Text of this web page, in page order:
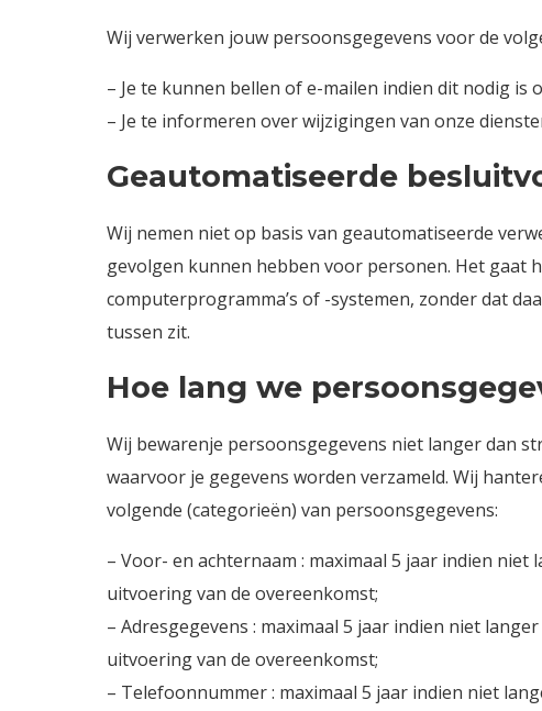
Wij verwerken jouw persoonsgegevens voor de
– Je te kunnen bellen of e-mailen indien dit nodig
– Je te informeren over wijzigingen van onze
Geautomatiseerde
Wij nemen niet op basis van geautomatiseerde
gevolgen kunnen hebben voor personen. Het gaat
computerprogramma’s of -systemen, zonder dat
tussen zit.
Hoe lang we
Wij bewarenje persoonsgegevens niet langer dan
waarvoor je gegevens worden verzameld. Wij
volgende (categorieën) van persoonsgegevens:
– Voor- en achternaam : maximaal 5 jaar indien
uitvoering van de overeenkomst;
– Adresgegevens : maximaal 5 jaar indien niet
uitvoering van de overeenkomst;
– Telefoonnummer : maximaal 5 jaar indien niet